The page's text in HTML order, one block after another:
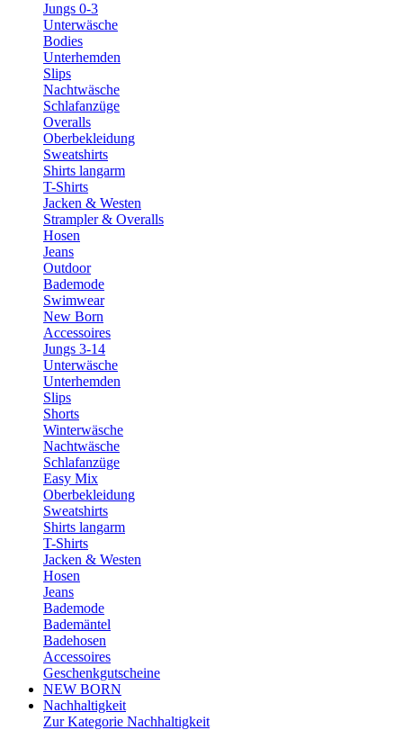
Jungs 0-3
Unterwäsche
Bodies
Unterhemden
Slips
Nachtwäsche
Schlafanzüge
Overalls
Oberbekleidung
Sweatshirts
Shirts langarm
T-Shirts
Jacken & Westen
Strampler & Overalls
Hosen
Jeans
Outdoor
Bademode
Swimwear
New Born
Accessoires
Jungs 3-14
Unterwäsche
Unterhemden
Slips
Shorts
Winterwäsche
Nachtwäsche
Schlafanzüge
Easy Mix
Oberbekleidung
Sweatshirts
Shirts langarm
T-Shirts
Jacken & Westen
Hosen
Jeans
Bademode
Bademäntel
Badehosen
Accessoires
Geschenkgutscheine
NEW BORN
Nachhaltigkeit
Zur Kategorie Nachhaltigkeit